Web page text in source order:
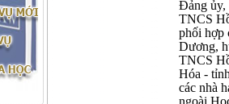
Đảng ủy,
TNCS
phối hợp
Dương,
TNCS
Hóa -
các nhà
ngoài